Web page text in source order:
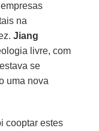
na
Jiang
livre, com
se
uma nova
cooptar estes